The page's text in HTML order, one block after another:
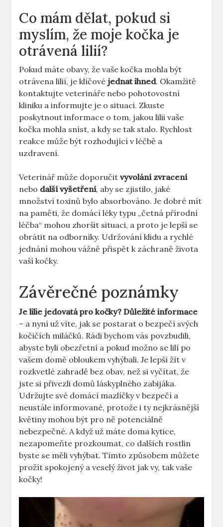
Co mám dělat, pokud si
myslím, že moje kočka je
otrávená lilií?
Pokud máte obavy, že vaše kočka mohla být
otrávena lilií, je klíčové jednat ihned. Okamžitě
kontaktujte veterináře nebo pohotovostní
kliniku a informujte je o situaci. Zkuste
poskytnout informace o tom, jakou lilii vaše
kočka mohla sníst, a kdy se tak stalo. Rychlost
reakce může být rozhodující v léčbě a
uzdravení.
Veterinář může doporučitvyvolání zvracení
nebo další vyšetření, aby se zjistilo, jaké
množství toxinů bylo absorbováno. Je dobré mít
na paměti, že domácí léky typu „četná přírodní
léčba“ mohou zhoršit situaci, a proto je lepší se
obrátit na odborníky. Udržování klidu a rychlé
jednání mohou vážně přispět k záchraně života
vaší kočky.
Závěrečné poznámky
Je lilie jedovatá pro kočky? Důležité informace
– a nyní už víte, jak se postarat o bezpečí svých
kočičích miláčků. Rádi bychom vás povzbudili,
abyste byli obezřetní a pokud možno se lilí po
vašem domě obloukem vyhýbali. Je lepší žít v
rozkvetlé zahradě bez obav, než si vyčítat, že
jste si přivezli domů láskyplného zabijáka.
Udržujte své domácí mazlíčky v bezpečí a
neustále informované, protože i ty nejkrásnější
květiny mohou být pro ně potenciálně
nebezpečné. A když už máte doma kytice,
nezapomeňte prozkoumat, co dalších rostlin
byste se měli vyhýbat. Tímto způsobem můžete
prožít spokojený a veselý život jak vy, tak vaše
kočky!